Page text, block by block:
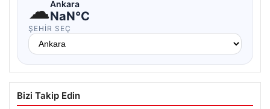
☁Ankara
NaN°C
ŞEHIR SEÇ
Bizi Takip Edin